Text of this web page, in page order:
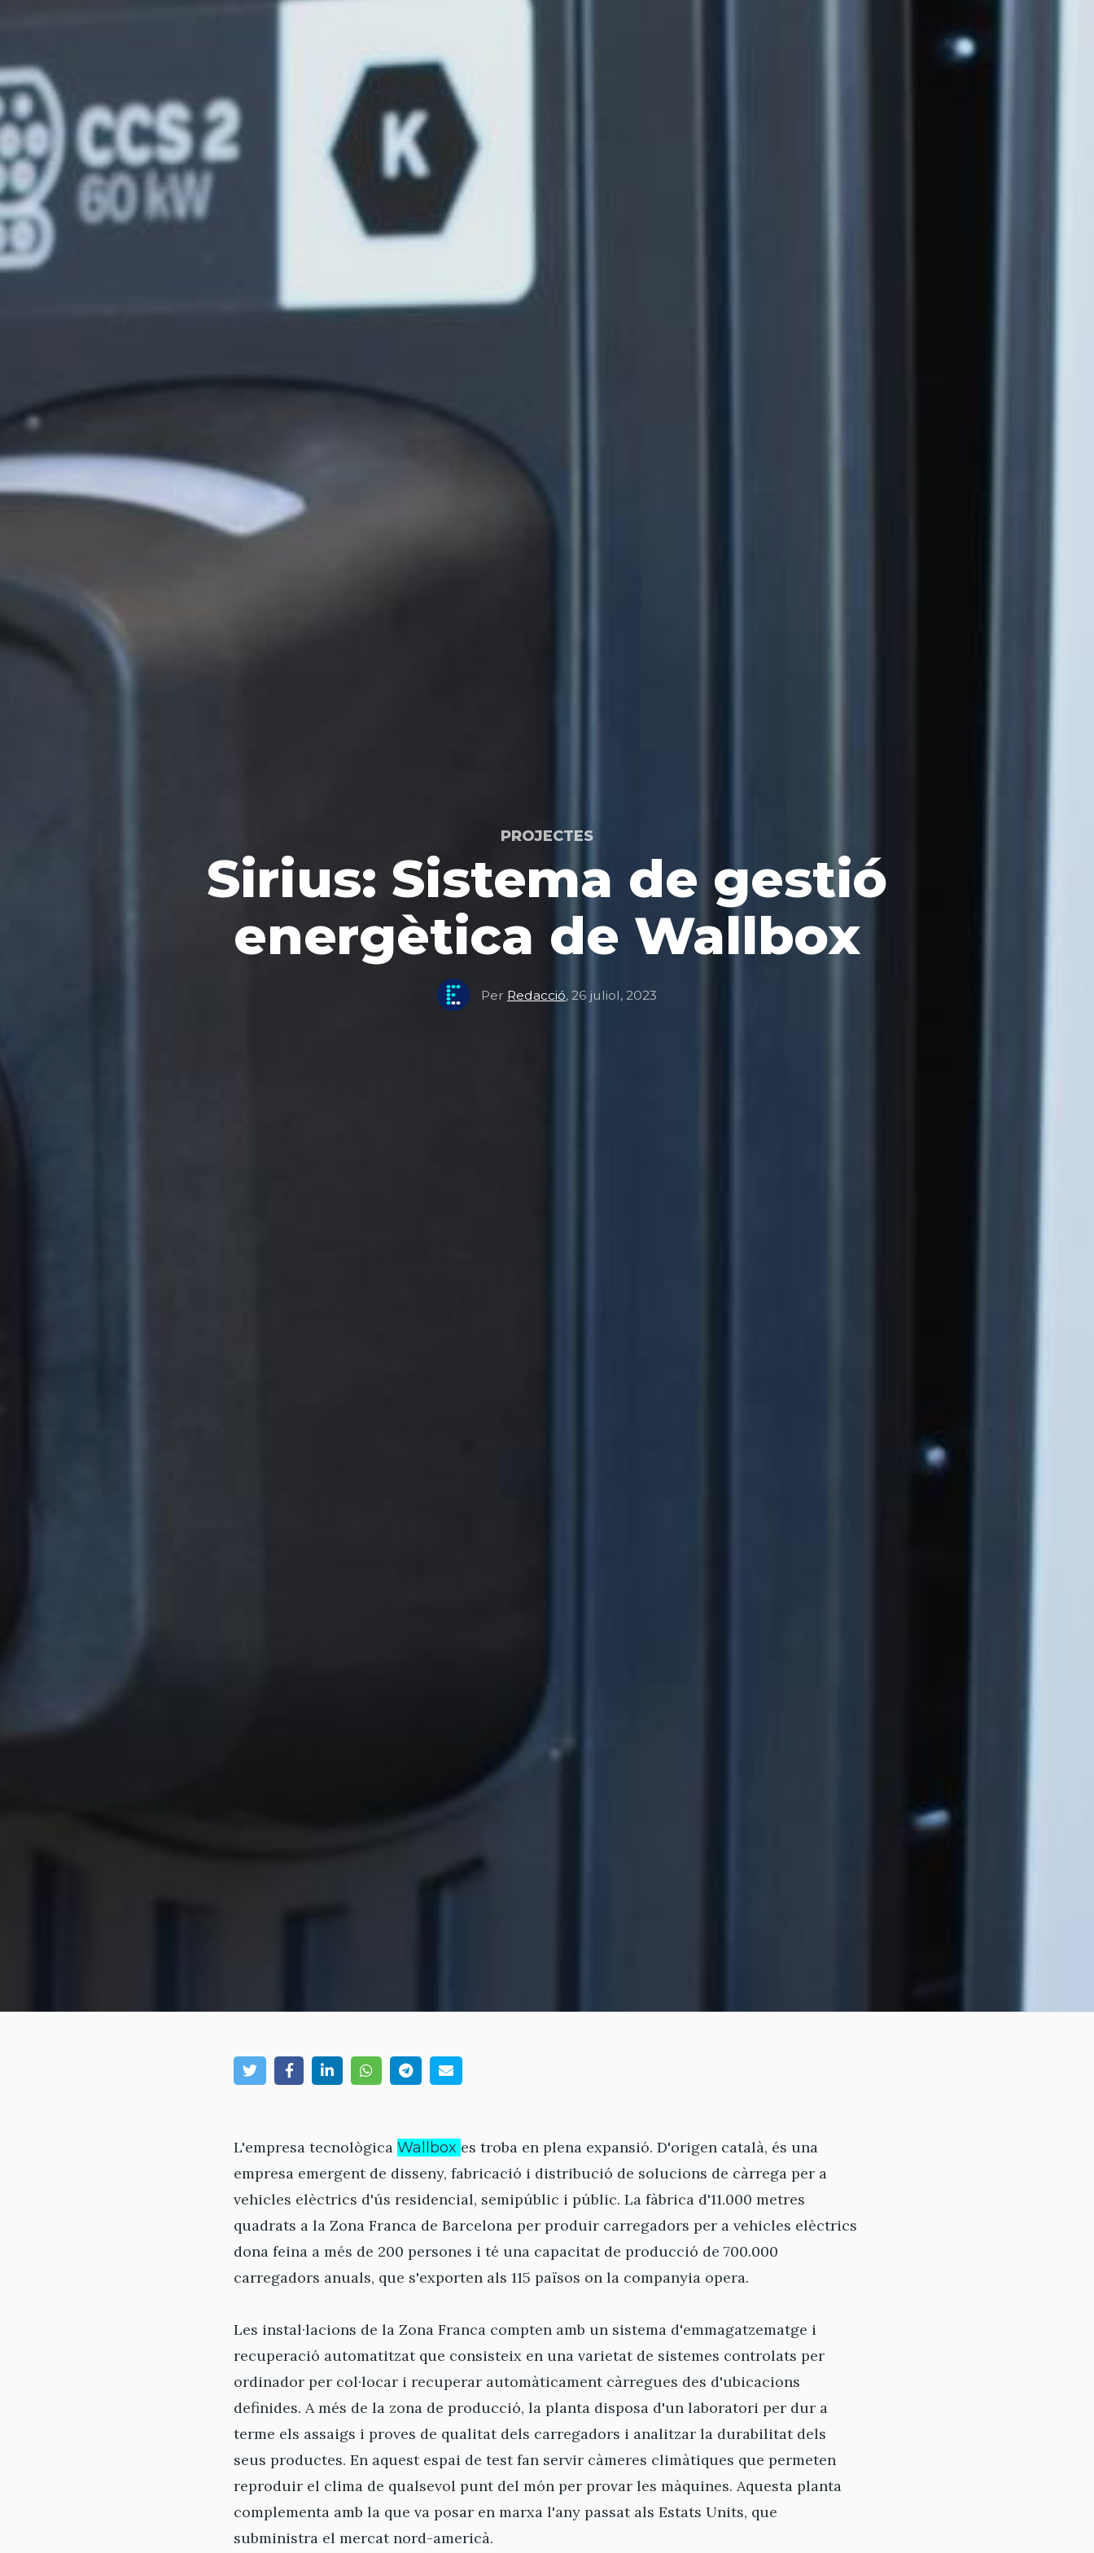
PROJECTES
Sirius: Sistema de gestió
energètica de Wallbox
Per Redacció, 26 juliol, 2023
L'empresa tecnològica Wallbox es troba en plena expansió. D'origen català, és una
empresa emergent de disseny, fabricació i distribució de solucions de càrrega per a
vehicles elèctrics d'ús residencial, semipúblic i públic. La fàbrica d'11.000 metres
quadrats a la Zona Franca de Barcelona per produir carregadors per a vehicles elèctrics
dona feina a més de 200 persones i té una capacitat de producció de 700.000
carregadors anuals, que s'exporten als 115 països on la companyia opera.
Les instal·lacions de la Zona Franca compten amb un sistema d'emmagatzematge i
recuperació automatitzat que consisteix en una varietat de sistemes controlats per
ordinador per col·locar i recuperar automàticament càrregues des d'ubicacions
definides. A més de la zona de producció, la planta disposa d'un laboratori per dur a
terme els assaigs i proves de qualitat dels carregadors i analitzar la durabilitat dels
seus productes. En aquest espai de test fan servir càmeres climàtiques que permeten
reproduir el clima de qualsevol punt del món per provar les màquines. Aquesta planta
complementa amb la que va posar en marxa l'any passat als Estats Units, que
subministra el mercat nord-americà.